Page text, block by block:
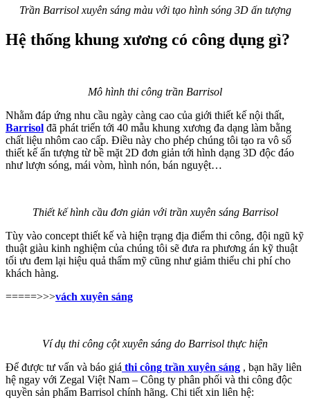
Trần Barrisol xuyên sáng màu với tạo hình sóng 3D ấn tượng
Hệ thống khung xương có công dụng gì?
Mô hình thi công trần Barrisol
Nhằm đáp ứng nhu cầu ngày càng cao của giới thiết kế nội thất,
Barrisol đã phát triển tới 40 mẫu khung xương đa dạng làm bằng
chất liệu nhôm cao cấp. Điều này cho phép chúng tôi tạo ra vô số
thiết kế ấn tượng từ bề mặt 2D đơn giản tới hình dạng 3D độc đáo
như lượn sóng, mái vòm, hình nón, bán nguyệt…
Thiết kế hình cầu đơn giản với trần xuyên sáng Barrisol
Tùy vào concept thiết kế và hiện trạng địa điểm thi công, đội ngũ kỹ
thuật giàu kinh nghiệm của chúng tôi sẽ đưa ra phương án kỹ thuật
tối ưu đem lại hiệu quả thẩm mỹ cũng như giảm thiểu chi phí cho
khách hàng.
=====>>>vách xuyên sáng
Ví dụ thi công cột xuyên sáng do Barrisol thực hiện
Để được tư vấn và báo giá thi công trần xuyên sáng , bạn hãy liên
hệ ngay với Zegal Việt Nam – Công ty phân phối và thi công độc
quyền sản phẩm Barrisol chính hãng. Chi tiết xin liên hệ: